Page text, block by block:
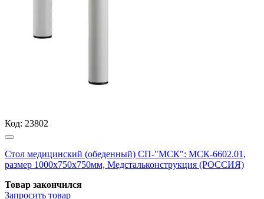
Код: 23802
Стол медицинский (обеденный) СП-"МСК": МСК-6602.01,
размер 1000х750х750мм, Медстальконструкция (РОССИЯ)
Товар закончился
Запросить товар